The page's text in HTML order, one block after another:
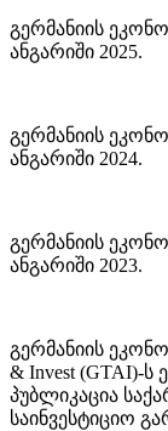
გერმანიის
ანგარიში 2025.
გერმანიის
ანგარიში 2024.
გერმანიის
ანგარიში 2023.
გერმანიის
& Invest (GTAI)-
პუბლიკაცია
საინვესტიციო